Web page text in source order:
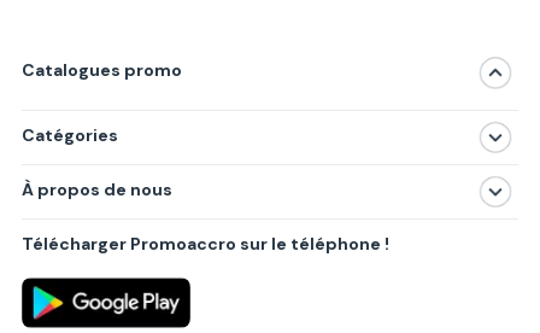
Catalogues promo
Catégories
Produits
Villes principales
À propos de nous
Politique de confidentialité
Règlements
Partenariat B2B
Télécharger Promoaccro sur le téléphone !